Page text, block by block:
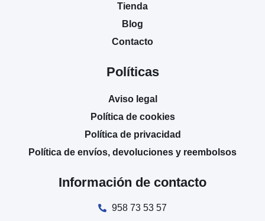
Tienda
Blog
Contacto
Políticas
Aviso legal
Política de cookies
Política de privacidad
Política de envíos, devoluciones y reembolsos
Información de contacto
958 73 53 57